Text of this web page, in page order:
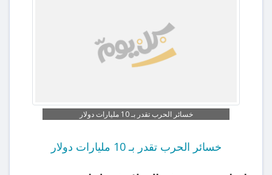
خسائر الحرب تقدر بـ 10 مليارات دولار
خسائر الحرب تقدر بـ 10 مليارات دولار